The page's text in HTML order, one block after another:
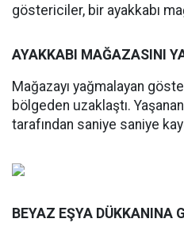
göstericiler, bir ayakkabı
AYAKKABI MAĞAZASINI
Mağazayı yağmalayan
bölgeden uzaklaştı.
tarafından saniye saniye
BEYAZ EŞYA DÜKKANINA